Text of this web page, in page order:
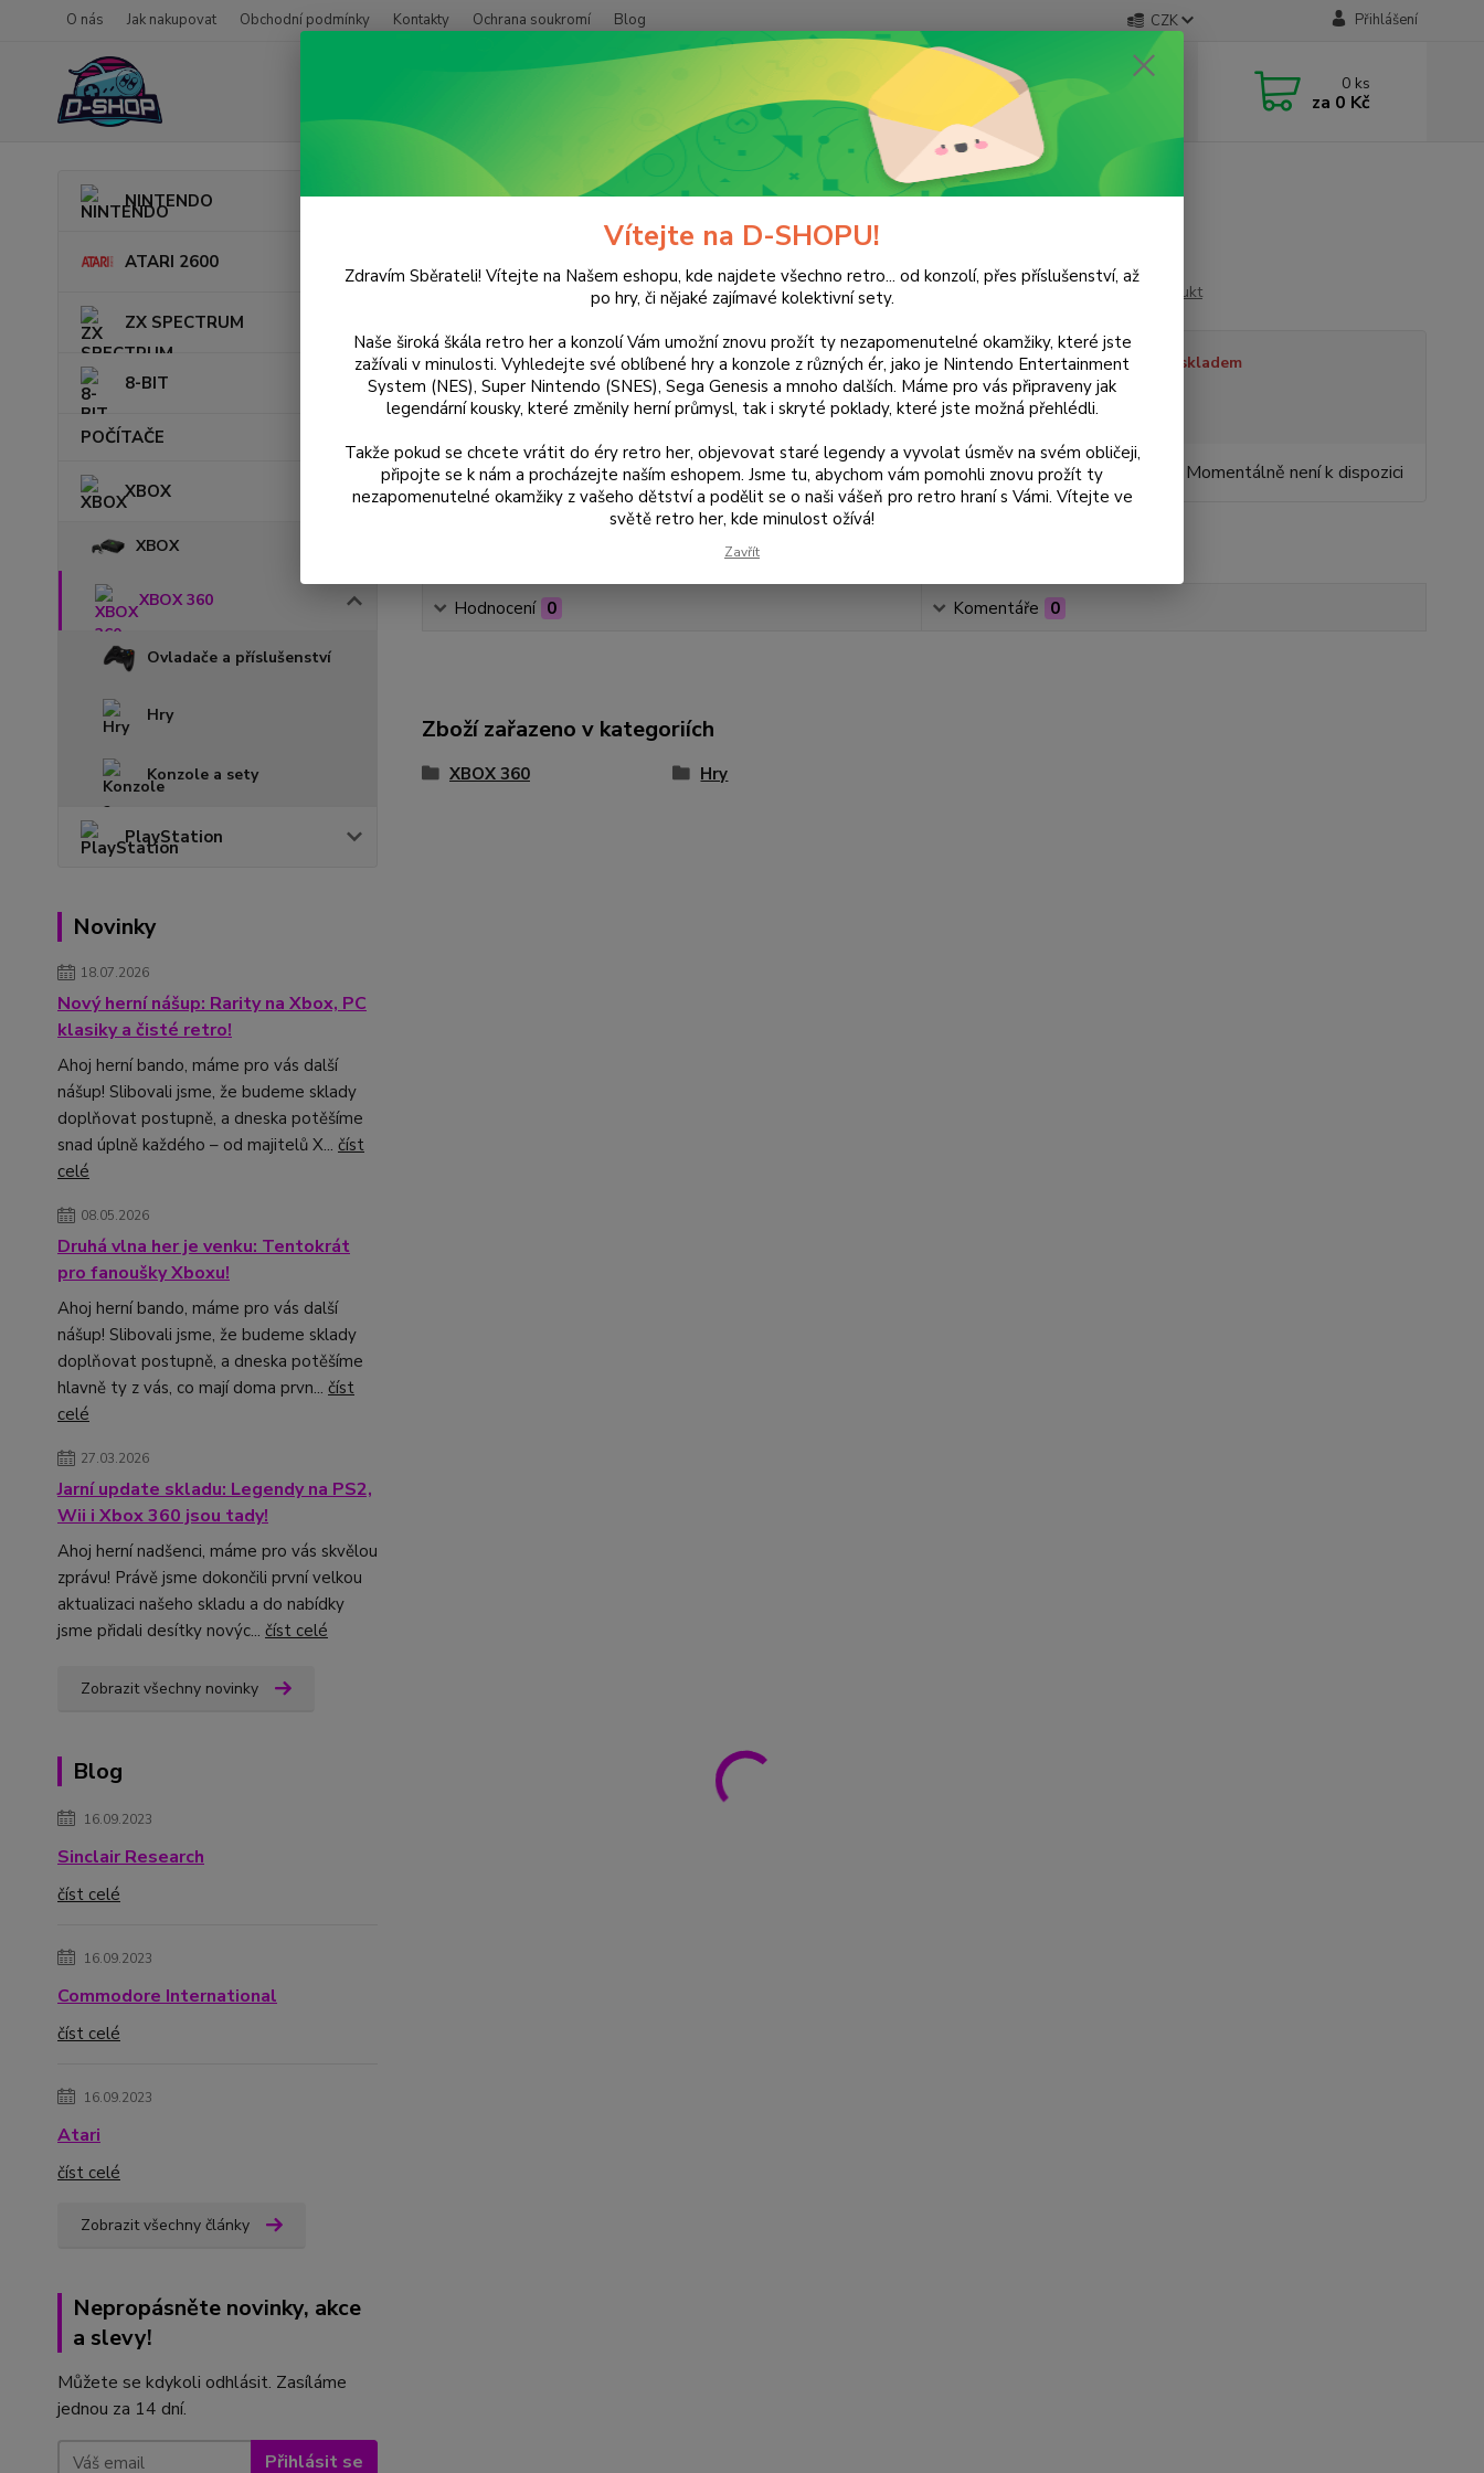
O nás Jak nakupovat Obchodní podmínky Kontakty Ochrana soukromí Blog CZK Přihlášení
Nevíte si rady? Zavolejte.
+420 733 751 266
(Po-Pá, 15:00-20:00 hod.)
0 ks
za 0 Kč
NINTENDO
ATARI 2600
ZX SPECTRUM
8-BIT
POČÍTAČE
XBOX
XBOX
XBOX 360
Ovladače a příslušenství
Hry
Konzole a sety
PlayStation
Novinky
18.07.2026
Nový herní nášup: Rarity na Xbox, PC
klasiky a čisté retro!
Ahoj herní bando, máme pro vás další
nášup! Slibovali jsme, že budeme sklady
doplňovat postupně, a dneska potěšíme
snad úplně každého – od majitelů X... číst
celé
08.05.2026
Druhá vlna her je venku: Tentokrát
pro fanoušky Xboxu!
Ahoj herní bando, máme pro vás další
nášup! Slibovali jsme, že budeme sklady
doplňovat postupně, a dneska potěšíme
hlavně ty z vás, co mají doma prvn... číst
celé
27.03.2026
Jarní update skladu: Legendy na PS2,
Wii i Xbox 360 jsou tady!
Ahoj herní nadšenci, máme pro vás skvělou
zprávu! Právě jsme dokončili první velkou
aktualizaci našeho skladu a do nabídky
jsme přidali desítky novýc... číst celé
Zobrazit všechny novinky
Blog
16.09.2023
Sinclair Research
číst celé
16.09.2023
Commodore International
číst celé
16.09.2023
Atari
číst celé
Zobrazit všechny články
Nepropásněte novinky, akce
a slevy!
Můžete se kdykoli odhlásit. Zasíláme
jednou za 14 dní.
Přihlásit se
XBOX XBOX 360 Just Dance 2015
Just Dance 2015
Ohodnotit produkt
Dostupnost Není skladem
Nejsme plátci DPH
350 Kč /ks Momentálně není k dispozici
Hodnocení 0 Komentáře 0
Zboží zařazeno v kategoriích
XBOX 360 Hry
Vítejte na D-SHOPU!
Zdravím Sběrateli! Vítejte na Našem eshopu, kde najdete všechno retro... od konzolí, přes příslušenství, až
po hry, či nějaké zajímavé kolektivní sety.
Naše široká škála retro her a konzolí Vám umožní znovu prožít ty nezapomenutelné okamžiky, které jste
zažívali v minulosti. Vyhledejte své oblíbené hry a konzole z různých ér, jako je Nintendo Entertainment
System (NES), Super Nintendo (SNES), Sega Genesis a mnoho dalších. Máme pro vás připraveny jak
legendární kousky, které změnily herní průmysl, tak i skryté poklady, které jste možná přehlédli.
Takže pokud se chcete vrátit do éry retro her, objevovat staré legendy a vyvolat úsměv na svém obličeji,
připojte se k nám a procházejte naším eshopem. Jsme tu, abychom vám pomohli znovu prožít ty
nezapomenutelné okamžiky z vašeho dětství a podělit se o naši vášeň pro retro hraní s Vámi. Vítejte ve
světě retro her, kde minulost ožívá!
Zavřít